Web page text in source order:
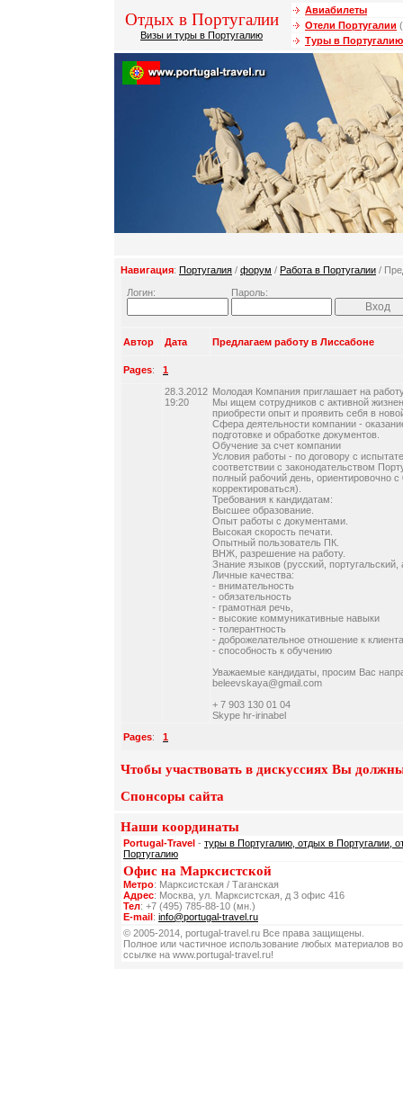
Отдых в Португалии
Визы и туры в Португалию
Авиабилеты
Отели Португалии
Туры в Португалию
Навигация: Португалия / форум / Работа в Португалии /
Логин: Пароль:
Автор Дата Предлагаем работу в Лиссабоне
Pages: 1
28.3.2012
19:20
Молодая Компания приглашает на
Мы ищем сотрудников с активной
приобрести опыт и проявить себя в
Сфера деятельности компании -
подготовке и обработке документов.
Обучение за счет компании
Условия работы - по договору с
соответствии с законодательством
полный рабочий день, ориентировочно
корректироваться).
Требования к кандидатам:
Высшее образование.
Опыт работы с документами.
Высокая скорость печати.
Опытный пользователь ПК.
ВНЖ, разрешение на работу.
Знание языков (русский, португальский,
Личные качества:
- внимательность
- обязательность
- грамотная речь,
- высокие коммуникативные навыки
- толерантность
- доброжелательное отношение к
- способность к обучению
Уважаемые кандидаты, просим Вас
beleevskaya@gmail.com
+ 7 903 130 01 04
Skype hr-irinabel
Pages: 1
Чтобы участвовать в дискуссиях Вы
Спонсоры сайта
Наши координаты
Portugal-Travel - туры в Португалию, отдых в Португалии,
Португалию
Офис на Марксистской
Метро: Марксистская / Таганская
Адрес: Москва, ул. Марксистская, д 3 офис 416
Тел: +7 (495) 785-88-10 (мн.)
E-mail: info@portugal-travel.ru
© 2005-2014, portugal-travel.ru Все права защищены.
Полное или частичное использование любых материалов
ссылке на www.portugal-travel.ru!